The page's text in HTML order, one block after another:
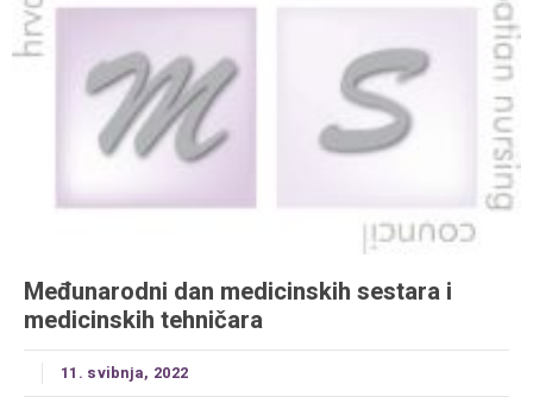
Međunarodni dan medicinskih sestara i
medicinskih tehničara
11. svibnja, 2022